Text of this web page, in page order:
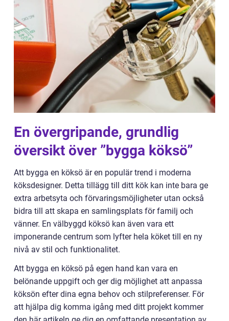
En övergripande, grundlig
översikt över ”bygga köksö”
Att bygga en köksö är en populär trend i moderna
köksdesigner. Detta tillägg till ditt kök kan inte bara ge
extra arbetsyta och förvaringsmöjligheter utan också
bidra till att skapa en samlingsplats för familj och
vänner. En välbyggd köksö kan även vara ett
imponerande centrum som lyfter hela köket till en ny
nivå av stil och funktionalitet.
Att bygga en köksö på egen hand kan vara en
belönande uppgift och ger dig möjlighet att anpassa
köksön efter dina egna behov och stilpreferenser. För
att hjälpa dig komma igång med ditt projekt kommer